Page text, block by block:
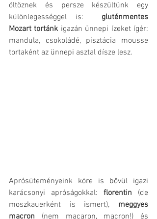
öltöznek és persze készültünk egy
különlegességgel is:
gluténmentes
Mozart tortánk igazán ünnepi ízeket ígér:
mandula, csokoládé, pisztácia mousse
tortaként az ünnepi asztal dísze lesz.
Aprósüteményeink köre is bővül igazi
karácsonyi apróságokkal: florentin (de
moszkauerként is ismert), meggyes
macron